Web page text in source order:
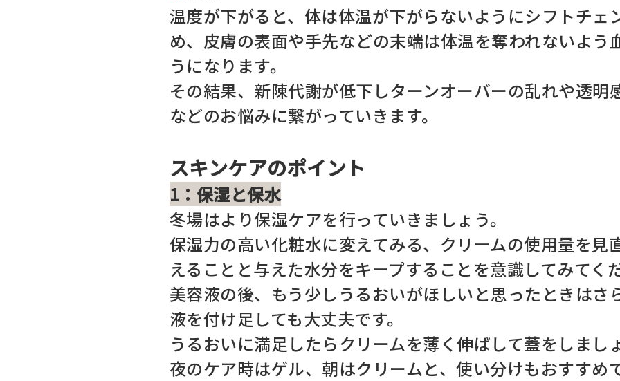
温度が下がると、体は体温が下がらないようにシフトチェ
め、皮膚の表面や手先などの末端は体温を奪われないよう
うになります。
その結果、新陳代謝が低下しターンオーバーの乱れや透明
などのお悩みに繋がっていきます。
スキンケアのポイント
1：保湿と保水
冬場はより保湿ケアを行っていきましょう。
保湿力の高い化粧水に変えてみる、クリームの使用量を見
えることと与えた水分をキープすることを意識してみてく
美容液の後、もう少しうるおいがほしいと思ったときはさ
液を付け足しても大丈夫です。
うるおいに満足したらクリームを薄く伸ばして蓋をしまし
夜のケア時はゲル、朝はクリームと、使い分けもおすすめで